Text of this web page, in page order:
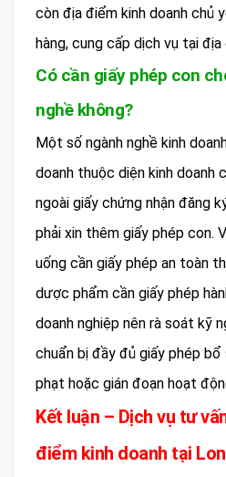
còn địa điểm kinh doanh chủ
hàng, cung cấp dịch vụ tại
Có cần giấy phép con
nghề không?
Một số ngành nghề kinh
doanh thuộc diện kinh doanh
ngoài giấy chứng nhận đăng
phải xin thêm giấy phép con.
uống cần giấy phép an toàn
dược phẩm cần giấy phép
doanh nghiệp nên rà soát kỹ
chuẩn bị đầy đủ giấy phép
phạt hoặc gián đoạn hoạt
Kết luận – Dịch vụ tư
điểm kinh doanh tại